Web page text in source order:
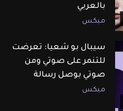
بالعربي
ميكس
سيبال بو شعيا: تعرضت
للتنمر على صوتي ومن
صوتي بوصل رسالة
ميكس